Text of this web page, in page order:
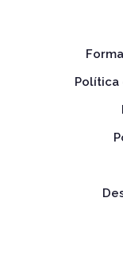
Política